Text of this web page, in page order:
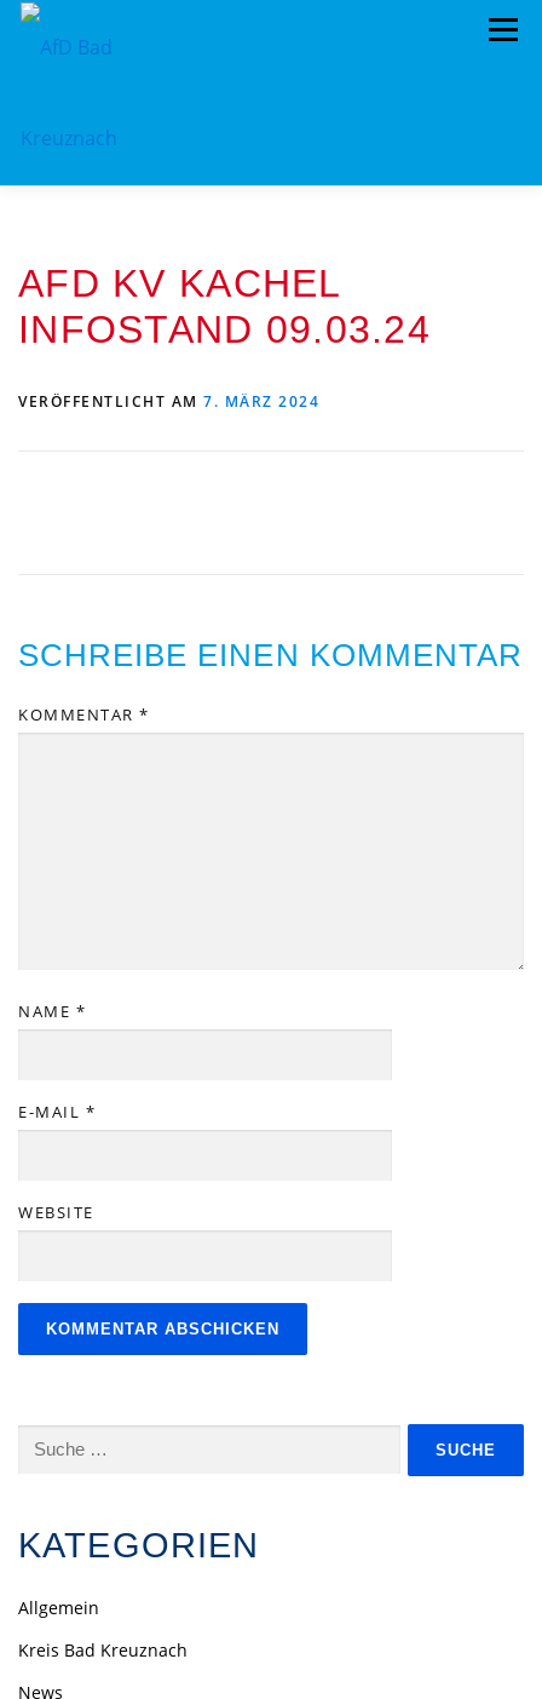
Zum
Inhalt
Menü
TERMINE MITMACHEN!
AFD KV KACHEL
INFOSTAND 09.03.24
VERÖFFENTLICHT AM 7. MÄRZ 2024
SCHREIBE EINEN KOMMENTAR
KOMMENTAR *
NAME *
E-MAIL *
WEBSITE
Suche
KATEGORIEN
Allgemein
Kreis Bad Kreuznach
News